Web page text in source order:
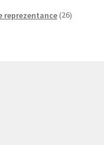
reprezentance 26izdelkov